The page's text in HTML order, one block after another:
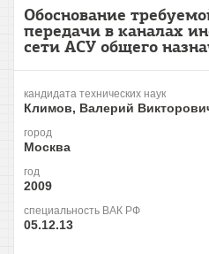
Обоснование
передачи в каналах
сети АСУ общего
кандидата технических наук
Климов, Валерий
город
Москва
год
2009
специальность ВАК РФ
05.12.13